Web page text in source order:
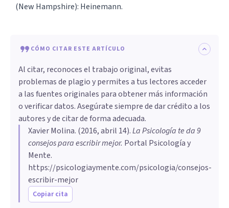
(New Hampshire): Heinemann.
CÓMO CITAR ESTE ARTÍCULO
Al citar, reconoces el trabajo original, evitas
problemas de plagio y permites a tus lectores acceder
a las fuentes originales para obtener más información
o verificar datos. Asegúrate siempre de dar crédito a los
autores y de citar de forma adecuada.
Xavier Molina. (2016, abril 14).La Psicología te da 9
consejos para escribir mejor. Portal Psicología y
Mente.
https://psicologiaymente.com/psicologia/consejos-
escribir-mejor
Copiar cita